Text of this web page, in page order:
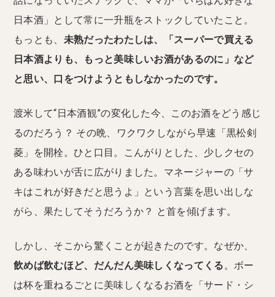
日本酒」として常に一升瓶をストックしていたこと。
もっとも、 未熟だったわたしは、「スーパーで買える
日本酒よりも、もっと美味しいお酒があるのに」など
と思い、口をつけようともしなかったのです。
渡米して“日本酒観”の変化した今、このお酒をどう感じ
るのだろう？ その晩、ワクワクしながら早速「黒松剣
菱」を開栓。ひと口目。こんがりとした、少しクセの
ある味わいが舌に広がりました。マネージャーの「サ
キはこれが好きだと思うよ」という言葉を思い出しな
がら、果たしてそうだろうか？ と首を傾げます。
しかし、そこから驚くことが起きたのです。なぜか、
飲めば飲むほど、だんだん美味しくなってくる。ボー
は杯を重ねるごとに美味しくなるお酒を「サード・シ